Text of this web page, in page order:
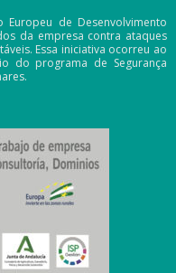
Europeu de Desenvolvimento
da empresa contra ataques
Essa iniciativa ocorreu ao
do programa de Segurança